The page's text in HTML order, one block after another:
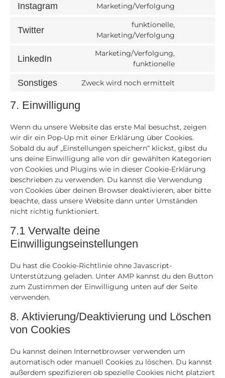
Instagram Marketing/Verfolgung
Twitter
funktionelle,
Marketing/Verfolgung
LinkedIn
Marketing/Verfolgung,
funktionelle
Sonstiges Zweck wird noch ermittelt
7. Einwilligung
Wenn du unsere Website das erste Mal besuchst, zeigen
wir dir ein Pop-Up mit einer Erklärung über Cookies.
Sobald du auf „Einstellungen speichern“ klickst, gibst du
uns deine Einwilligung alle von dir gewählten Kategorien
von Cookies und Plugins wie in dieser Cookie-Erklärung
beschrieben zu verwenden. Du kannst die Verwendung
von Cookies über deinen Browser deaktivieren, aber bitte
beachte, dass unsere Website dann unter Umständen
nicht richtig funktioniert.
7.1 Verwalte deine
Einwilligungseinstellungen
Du hast die Cookie-Richtlinie ohne Javascript-
Unterstützung geladen. Unter AMP kannst du den Button
zum Zustimmen der Einwilligung unten auf der Seite
verwenden.
8. Aktivierung/Deaktivierung und Löschen
von Cookies
Du kannst deinen Internetbrowser verwenden um
automatisch oder manuell Cookies zu löschen. Du kannst
außerdem spezifizieren ob spezielle Cookies nicht platziert